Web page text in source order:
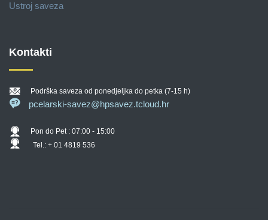
Ustroj saveza
Kontakti
Podrška saveza od ponedjeljka do petka (7-15 h)
pcelarski-savez@hpsavez.tcloud.hr
Pon do Pet : 07:00 - 15:00
Tel.: + 01 4819 536